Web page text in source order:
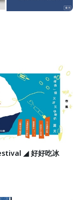
◢ 好好吃冰